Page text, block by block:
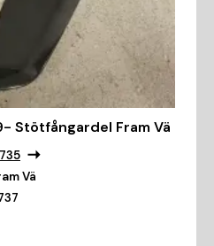
Stötfångardel Fram Vä
Vä